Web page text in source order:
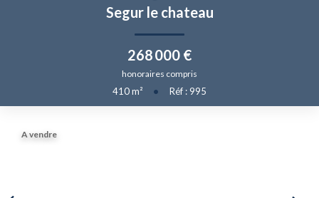
DÉPOSEZ VOTRE RECHERCHE
NOUS REJOINDRE
CONTACT
Segur le chateau
268 000 €
honoraires compris
410m² • Réf : 995
A vendre